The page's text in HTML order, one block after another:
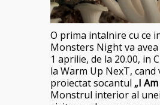
O prima intalnire cu ce
Monsters Night va
1 aprilie, de la 20.00, in
la Warm Up NexT, cand
proiectat socantul „I
Monstrul interior al